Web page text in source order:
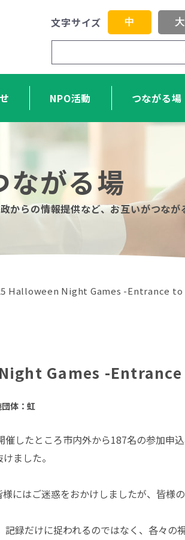
文字サイズ 中 大
NPO活動 つながる場
ながる場
からの情報提供など、お互いがつな
Halloween Night Games -Entrance
Games -
団体：虹
したところ市内外から187名の参加申
ました。
にはご迷惑をおかけしましたが、皆様
録だけに捉われるのではなく、各々